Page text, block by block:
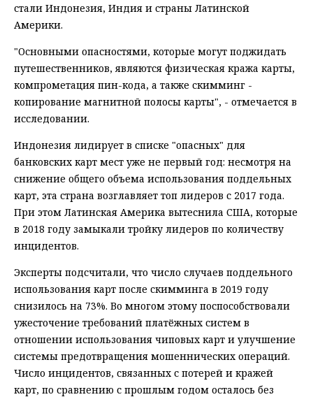
стали Индонезия, Индия и страны Латинской
Америки.
"Основными опасностями, которые могут поджидать
путешественников, являются физическая кража карты,
компрометация пин-кода, а также скимминг -
копирование магнитной полосы карты", - отмечается в
исследовании.
Индонезия лидирует в списке "опасных" для
банковских карт мест уже не первый год: несмотря на
снижение общего объема использования поддельных
карт, эта страна возглавляет топ лидеров с 2017 года.
При этом Латинская Америка вытеснила США, которые
в 2018 году замыкали тройку лидеров по количеству
инцидентов.
Эксперты подсчитали, что число случаев поддельного
использования карт после скимминга в 2019 году
снизилось на 73%. Во многом этому поспособствовали
ужесточение требований платёжных систем в
отношении использования чиповых карт и улучшение
системы предотвращения мошеннических операций.
Число инцидентов, связанных с потерей и кражей
карт, по сравнению с прошлым годом осталось без